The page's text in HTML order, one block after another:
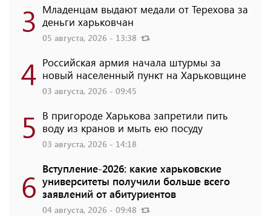
3 Младенцам выдают медали от Терехова за
деньги харьковчан
05 августа, 2026 - 13:38
4 Российская армия начала штурмы за
новый населенный пункт на Харьковщине
03 августа, 2026 - 09:45
5 В пригороде Харькова запретили пить
воду из кранов и мыть ею посуду
03 августа, 2026 - 14:18
6 Вступление-2026: какие харьковские
университеты получили больше всего
заявлений от абитуриентов
04 августа, 2026 - 09:48